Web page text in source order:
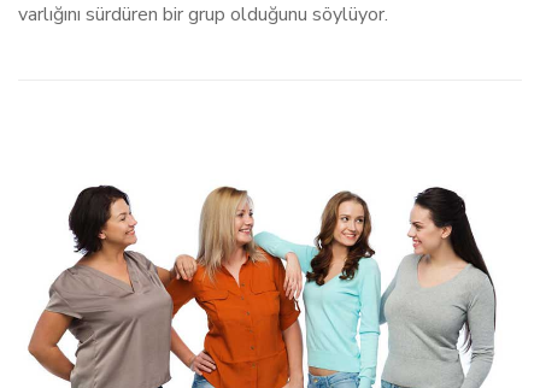
varlığını sürdüren bir grup olduğunu söylüyor.